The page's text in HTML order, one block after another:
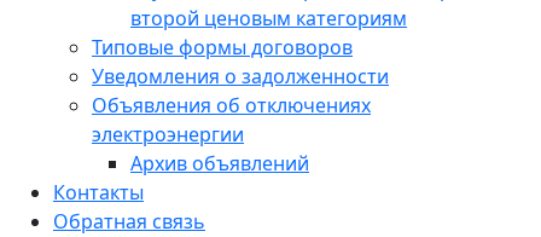
второй ценовым категориям
Типовые формы договоров
Уведомления о задолженности
Объявления об отключениях
электроэнергии
Архив объявлений
Контакты
Обратная связь